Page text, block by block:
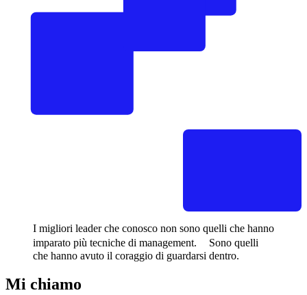
I migliori leader che conosco non sono quelli che hanno
imparato più tecniche di management. Sono quelli
che hanno avuto il coraggio di guardarsi dentro.
Mi chiamo